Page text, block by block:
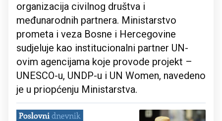
organizacija civilnog društva i
međunarodnih partnera. Ministarstvo
prometa i veza Bosne i Hercegovine
sudjeluje kao institucionalni partner UN-
ovim agencijama koje provode projekt –
UNESCO-u, UNDP-u i UN Women, navedeno
je u priopćenju Ministarstva.